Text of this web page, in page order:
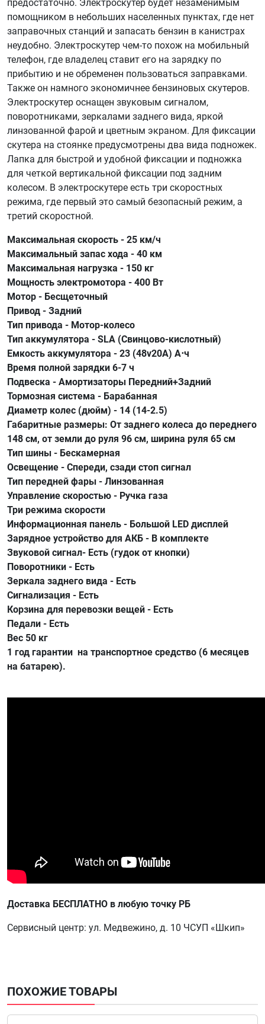
предостаточно. Электроскутер будет незаменимым
помощником в небольших населенных пунктах, где нет
заправочных станций и запасать бензин в канистрах
неудобно. Электроскутер чем-то похож на мобильный
телефон, где владелец ставит его на зарядку по
прибытию и не обременен пользоваться заправками.
Также он намного экономичнее бензиновых скутеров.
Электроскутер оснащен звуковым сигналом,
поворотниками, зеркалами заднего вида, яркой
линзованной фарой и цветным экраном. Для фиксации
скутера на стоянке предусмотрены два вида подножек.
Лапка для быстрой и удобной фиксации и подножка
для четкой вертикальной фиксации под задним
колесом. В электроскутере есть три скоростных
режима, где первый это самый безопасный режим, а
третий скоростной.
Максимальная скорость - 25 км/ч
Максимальный запас хода - 40 км
Максимальная нагрузка - 150 кг
Мощность электромотора - 400 Вт
Мотор - Бесщеточный
Привод - Задний
Тип привода - Мотор-колесо
Тип аккумулятора - SLA (Свинцово-кислотный)
Емкость аккумулятора - 23 (48v20A) А⋅ч
Время полной зарядки 6-7 ч
Подвеска - Амортизаторы Передний+Задний
Тормозная система - Барабанная
Диаметр колес (дюйм) - 14 (14-2.5)
Габаритные размеры: От заднего колеса до переднего
148 см, от земли до руля 96 см, ширина руля 65 см
Тип шины - Бескамерная
Освещение - Спереди, сзади стоп сигнал
Тип передней фары - Линзованная
Управление скоростью - Ручка газа
Три режима скорости
Информационная панель - Большой LED дисплей
Зарядное устройство для АКБ - В комплекте
Звуковой сигнал- Есть (гудок от кнопки)
Поворотники - Есть
Зеркала заднего вида - Есть
Сигнализация - Есть
Корзина для перевозки вещей - Есть
Педали - Есть
Вес 50 кг
1 год гарантии на транспортное средство (6 месяцев
на батарею).
Доставка БЕСПЛАТНО в любую точку РБ
Сервисный центр: ул. Медвежино, д. 10 ЧСУП «Шкип»
ПОХОЖИЕ ТОВАРЫ